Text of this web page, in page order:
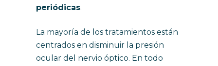
periódicas.
La mayoría de los tratamientos están
centrados en disminuir la presión
ocular del nervio óptico. En todo